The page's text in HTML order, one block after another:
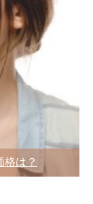
格は？